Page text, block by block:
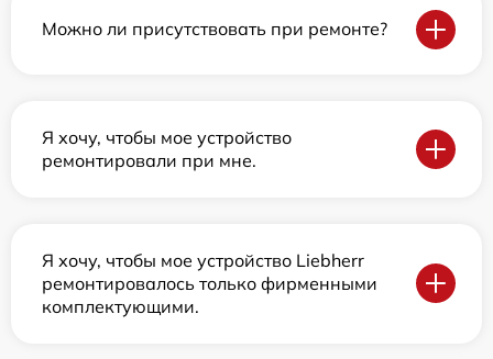
Можно ли присутствовать при ремонте?
Я хочу, чтобы мое устройство
ремонтировали при мне.
Я хочу, чтобы мое устройство Liebherr
ремонтировалось только фирменными
комплектующими.